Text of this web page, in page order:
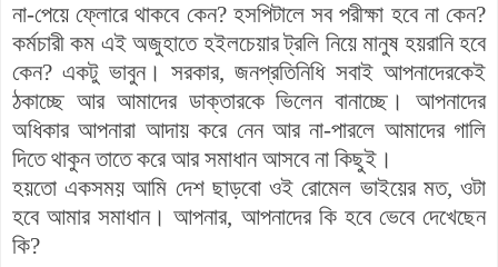
না-পেয়ে ফ্লোরে থাকবে কেন? হসপিটালে সব পরীক্ষা হবে না কেন?
কর্মচারী কম এই অজুহাতে হইলচেয়ার ট্রলি নিয়ে মানুষ হয়রানি হবে
কেন? একটু ভাবুন। সরকার, জনপ্রতিনিধি সবাই আপনাদেরকেই
ঠকাচ্ছে আর আমাদের ডাক্তারকে ভিলেন বানাচ্ছে। আপনাদের
অধিকার আপনারা আদায় করে নেন আর না-পারলে আমাদের গালি
দিতে থাকুন তাতে করে আর সমাধান আসবে না কিছুই।
হয়তো একসময় আমি দেশ ছাড়বো ওই রোমেল ভাইয়ের মত, ওটা
হবে আমার সমাধান। আপনার, আপনাদের কি হবে ভেবে দেখেছেন
কি?